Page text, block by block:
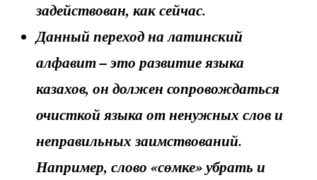
задействован, как сейчас.
Данный переход на латинский
алфавит – это развитие языка
казахов, он должен сопровождаться
очисткой языка от ненужных слов и
неправильных заимствований.
Например, слово «сөмке» убрать и